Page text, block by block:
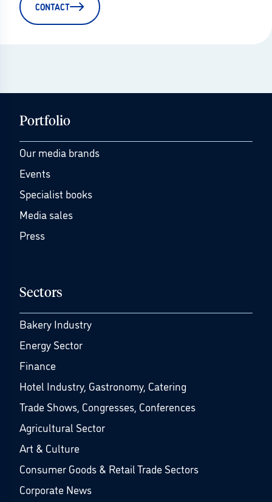
CONTACT
Portfolio
Our media brands
Events
Specialist books
Media sales
Press
Sectors
Bakery Industry
Energy Sector
Finance
Hotel Industry, Gastronomy, Catering
Trade Shows, Congresses, Conferences
Agricultural Sector
Art & Culture
Consumer Goods & Retail Trade Sectors
Corporate News